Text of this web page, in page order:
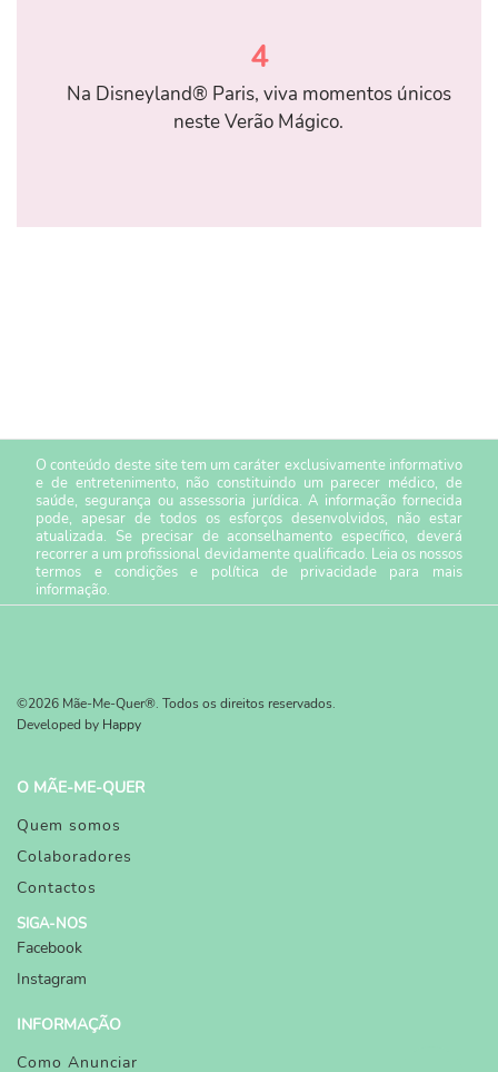
4
Na Disneyland® Paris, viva momentos únicos
neste Verão Mágico.
O conteúdo deste site tem um caráter exclusivamente informativo
e de entretenimento, não constituindo um parecer médico, de
saúde, segurança ou assessoria jurídica. A informação fornecida
pode, apesar de todos os esforços desenvolvidos, não estar
atualizada. Se precisar de aconselhamento específico, deverá
recorrer a um profissional devidamente qualificado. Leia os nossos
termos e condiçõese política de privacidade para mais
informação.
©2026 Mãe-Me-Quer®. Todos os direitos reservados.
Developed by Happy
O MÃE-ME-QUER
Quem somos
Colaboradores
Contactos
SIGA-NOS
Facebook
Instagram
INFORMAÇÃO
Como Anunciar